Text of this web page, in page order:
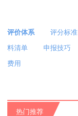
评价体系 ​​​​​评分标准
料清单 申报技巧
费用
热门推荐